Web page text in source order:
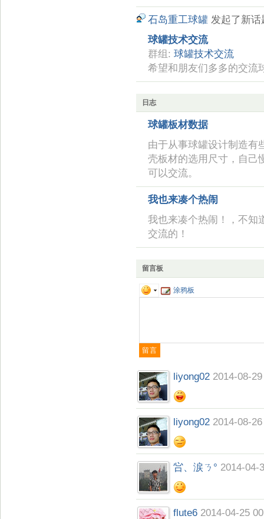
石岛重工球罐 发起了新
球罐技术交流
群组: 球罐技术交流
希望和朋友们多多的交流
日志
球罐板材数据
由于从事球罐设计制造有
壳板材的选用尺寸，自己
可以交流。
我也来凑个热闹
我也来凑个热闹！，不知
交流的！
留言板
涂鸦板
liyong02 2014-08-
liyong02 2014-08-
吢、涙ㄋ° 2014-04-
flute6 2014-04-25